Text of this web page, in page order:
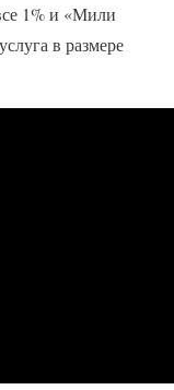
1% и «Мили
в размере